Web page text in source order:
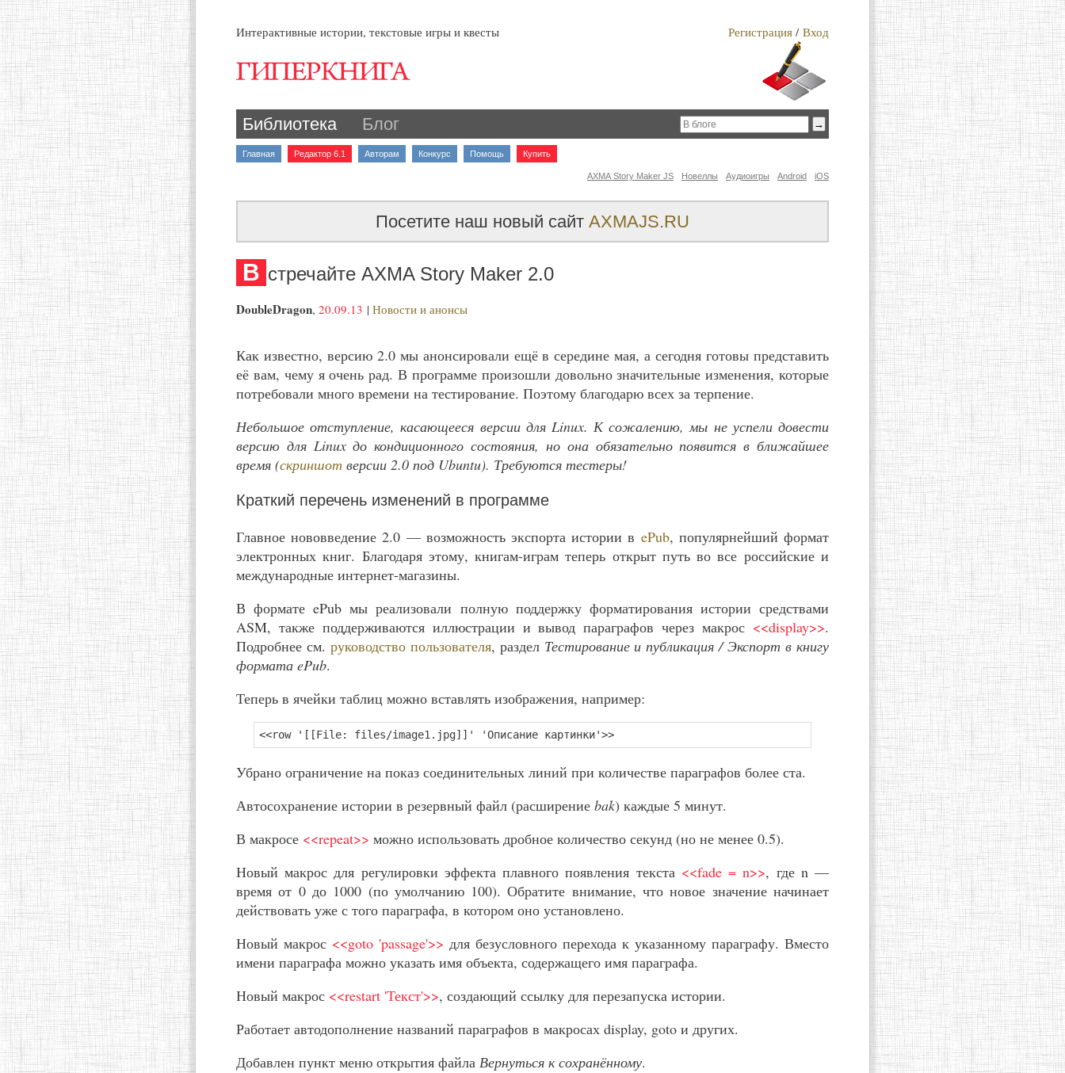
Интерактивные истории, текстовые игры и квесты Регистрация / Вход
Библиотека Блог
Главная Редактор 6.1 Авторам Конкурс Помощь Купить
iOS
Android
Аудиоигры
Новеллы
AXMA Story Maker JS
Посетите наш новый сайт AXMAJS.RU
В стречайте AXMA Story Maker 2.0
DoubleDragon, 20.09.13 | Новости и анонсы
Как известно, версию 2.0 мы анонсировали ещё в середине мая, а сегодня готовы представить
её вам, чему я очень рад. В программе произошли довольно значительные изменения, которые
потребовали много времени на тестирование. Поэтому благодарю всех за терпение.
Небольшое отступление, касающееся версии для Linux. К сожалению, мы не успели довести
версию для Linux до кондиционного состояния, но она обязательно появится в ближайшее
время (скриншот версии 2.0 под Ubuntu). Требуются тестеры!
Краткий перечень изменений в программе
Главное нововведение 2.0 — возможность экспорта истории в ePub, популярнейший формат
электронных книг. Благодаря этому, книгам-играм теперь открыт путь во все российские и
международные интернет-магазины.
В формате ePub мы реализовали полную поддержку форматирования истории средствами
ASM, также поддерживаются иллюстрации и вывод параграфов через макрос <<display>>.
Подробнее см. руководство пользователя, раздел Тестирование и публикация / Экспорт в книгу
формата ePub.
Теперь в ячейки таблиц можно вставлять изображения, например:
<<row '[[File: files/image1.jpg]]' 'Описание картинки'>>
Убрано ограничение на показ соединительных линий при количестве параграфов более ста.
Автосохранение истории в резервный файл (расширение bak) каждые 5 минут.
В макросе <<repeat>> можно использовать дробное количество секунд (но не менее 0.5).
Новый макрос для регулировки эффекта плавного появления текста <<fade = n>>, где n —
время от 0 до 1000 (по умолчанию 100). Обратите внимание, что новое значение начинает
действовать уже с того параграфа, в котором оно установлено.
Новый макрос <<goto 'passage'>> для безусловного перехода к указанному параграфу. Вместо
имени параграфа можно указать имя объекта, содержащего имя параграфа.
Новый макрос <<restart 'Текст'>>, создающий ссылку для перезапуска истории.
Работает автодополнение названий параграфов в макросах display, goto и других.
Добавлен пункт меню открытия файла Вернуться к сохранённому.